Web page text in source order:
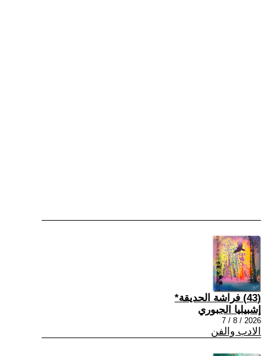
(43) فراشة الحديقة*
إشبيليا الجبوري
2026 / 8 / 7
الادب والفن